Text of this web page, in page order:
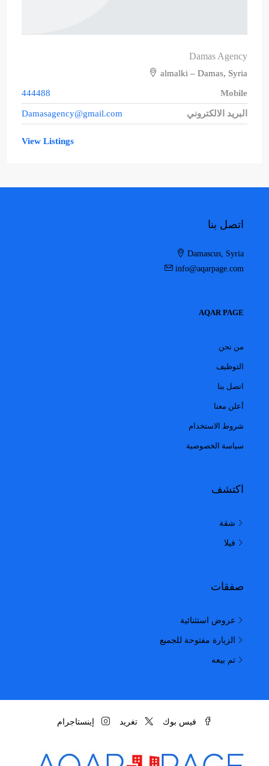
Damas Agency
almalki – Damas, Syria
Mobile
444488
البريد الالكتروني Damasagency@gmail.com
View Listings
اتصل بنا
Damascus, Syria
info@aqarpage.com
AQAR PAGE
من نحن
التوظيف
اتصل بنا
أعلن معنا
شروط الاستخدام
سياسة الخصوصية
اكتشف
شقة
فيلا
صفقات
عروض استثنائية
الزيارة مفتوحة للجميع
تم بيعه
فيس بوك تغريد إينستاجرام